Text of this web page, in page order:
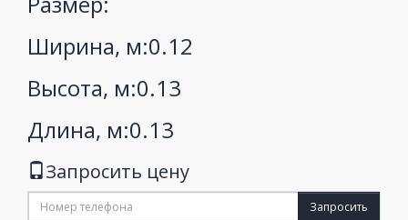
Ширина, м:0.12
Высота, м:0.13
Длина, м:0.13
Запросить цену
Запросить